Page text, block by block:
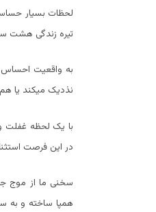
لحظات بسیار
تیره زندگی هشت
به واقعیت احساس
نذدیک میکند یا
با یک لحظه غفلت
در این فرصت
سخنی ما از موج
همپا ساخته و به